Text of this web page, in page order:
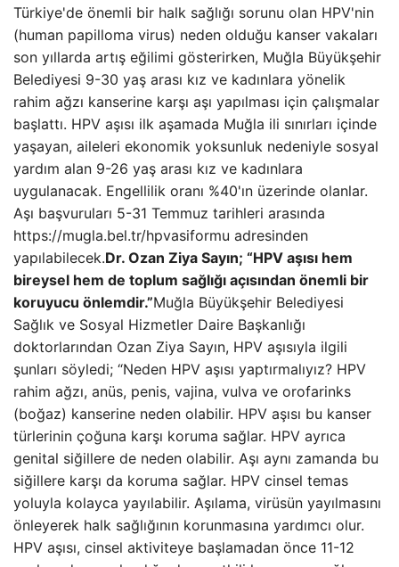
Türkiye'de önemli bir halk sağlığı sorunu olan HPV'nin
(human papilloma virus) neden olduğu kanser vakaları
son yıllarda artış eğilimi gösterirken, Muğla Büyükşehir
Belediyesi 9-30 yaş arası kız ve kadınlara yönelik
rahim ağzı kanserine karşı aşı yapılması için çalışmalar
başlattı. HPV aşısı ilk aşamada Muğla ili sınırları içinde
yaşayan, aileleri ekonomik yoksunluk nedeniyle sosyal
yardım alan 9-26 yaş arası kız ve kadınlara
uygulanacak. Engellilik oranı %40'ın üzerinde olanlar.
Aşı başvuruları 5-31 Temmuz tarihleri ​​arasında
https://mugla.bel.tr/hpvasiformu adresinden
yapılabilecek.Dr. Ozan Ziya Sayın; “HPV aşısı hem
bireysel hem de toplum sağlığı açısından önemli bir
koruyucu önlemdir.”Muğla Büyükşehir Belediyesi
Sağlık ve Sosyal Hizmetler Daire Başkanlığı
doktorlarından Ozan Ziya Sayın, HPV aşısıyla ilgili
şunları söyledi; “Neden HPV aşısı yaptırmalıyız? HPV
rahim ağzı, anüs, penis, vajina, vulva ve orofarinks
(boğaz) kanserine neden olabilir. HPV aşısı bu kanser
türlerinin çoğuna karşı koruma sağlar. HPV ayrıca
genital siğillere de neden olabilir. Aşı aynı zamanda bu
siğillere karşı da koruma sağlar. HPV cinsel temas
yoluyla kolayca yayılabilir. Aşılama, virüsün yayılmasını
önleyerek halk sağlığının korunmasına yardımcı olur.
HPV aşısı, cinsel aktiviteye başlamadan önce 11-12